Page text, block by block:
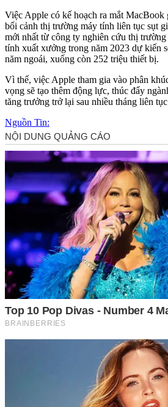
Việc Apple có kế hoạch ra mắt MacBook
bối cảnh thị trường máy tính liên tục sụt
mới nhất từ công ty nghiên cứu thị
tính xuất xưởng trong năm 2023 dự kiến
năm ngoái, xuống còn 252 triệu thiết bị.
Vì thế, việc Apple tham gia vào phân
vọng sẽ tạo thêm động lực, thúc đẩy
tăng trưởng trở lại sau nhiều tháng liên
Nguồn Tin: